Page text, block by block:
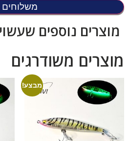
משלוחים
מוצרים נוספים
מוצרים משודרגים
מבצע!